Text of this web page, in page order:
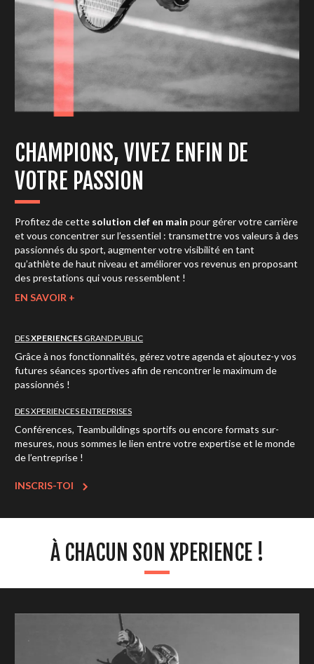
CHAMPIONS, VIVEZ ENFIN DE
VOTRE PASSION
Profitez de cette solution clef en main pour gérer votre carrière
et vous concentrer sur l’essentiel : transmettre vos valeurs à des
passionnés du sport, augmenter votre visibilité en tant
qu’athlète de haut niveau et améliorer vos revenus en proposant
des prestations qui vous ressemblent !
EN SAVOIR +
DESXPERIENCES GRAND PUBLIC
Grâce à nos fonctionnalités, gérez votre agenda et ajoutez-y vos
futures séances sportives afin de rencontrer le maximum de
passionnés !
DES XPERIENCES ENTREPRISES
Conférences, Teambuildings sportifs ou encore formats sur-
mesures, nous sommes le lien entre votre expertise et le monde
de l’entreprise !
INSCRIS-TOI
À CHACUN SON XPERIENCE !